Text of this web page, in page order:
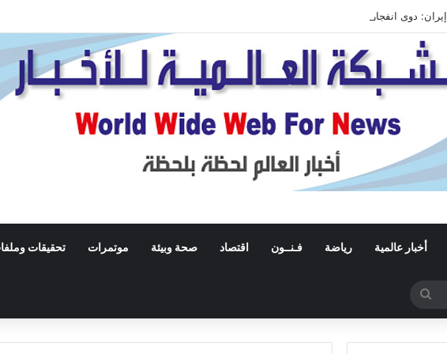
إيران: دوى انفجارين فى جزيرة قشم ناجم عن التصدى لأهداف معادية عند مضيق هرمز
أخبار عالمية رياضة فـنــون اقتصاد صحة وبيئة موتمرات تحقيقات
عن